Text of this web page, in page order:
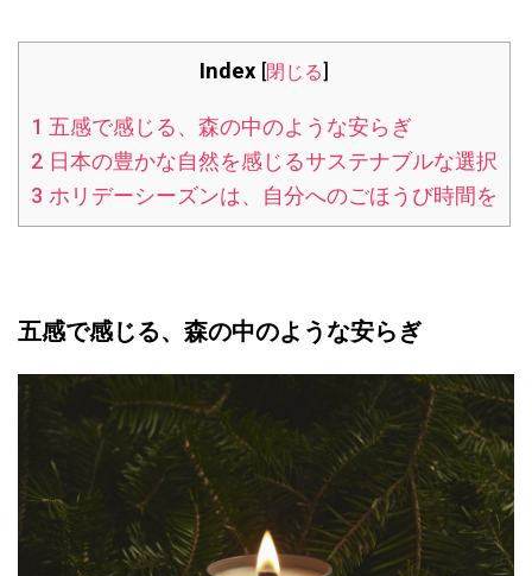
Index [閉じる]
1 五感で感じる、森の中のような安らぎ
2日本の豊かな自然を感じるサステナブルな選択
3 ホリデーシーズンは、自分へのごほうび時間を
五感で感じる、森の中のような安らぎ